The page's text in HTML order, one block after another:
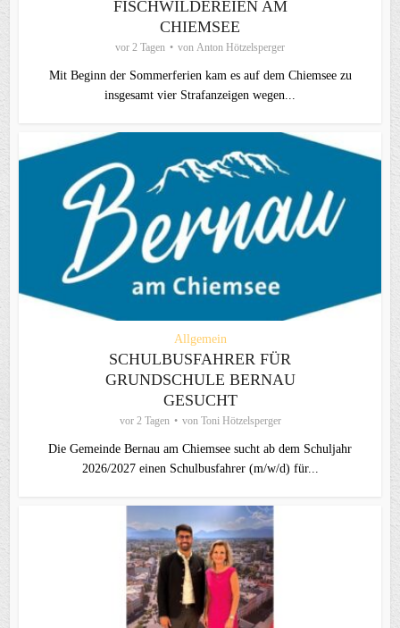
FISCHWILDEREIEN AM
CHIEMSEE
vor 2 Tagen von Anton Hötzelsperger
Mit Beginn der Sommerferien kam es auf dem Chiemsee zu
insgesamt vier Strafanzeigen wegen...
Allgemein
SCHULBUSFAHRER FÜR
GRUNDSCHULE BERNAU
GESUCHT
vor 2 Tagen von Toni Hötzelsperger
Die Gemeinde Bernau am Chiemsee sucht ab dem Schuljahr
2026/2027 einen Schulbusfahrer (m/w/d) für...